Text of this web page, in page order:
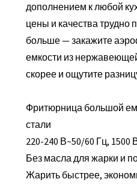
дополнением к любой
цены и качества трудно
больше — закажите
емкости из
скорее и ощутите
Фритюрница большой
стали
220-240 В~50/60 Гц, 1500
Без масла для жарки и
Жарить быстрее,